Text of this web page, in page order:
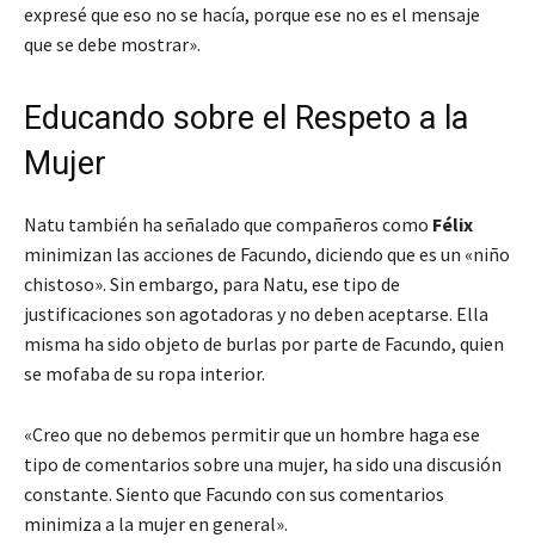
expresé que eso no se hacía, porque ese no es el mensaje
que se debe mostrar».
Educando sobre el Respeto a la
Mujer
Natu también ha señalado que compañeros como Félix
minimizan las acciones de Facundo, diciendo que es un «niño
chistoso». Sin embargo, para Natu, ese tipo de
justificaciones son agotadoras y no deben aceptarse. Ella
misma ha sido objeto de burlas por parte de Facundo, quien
se mofaba de su ropa interior.
«Creo que no debemos permitir que un hombre haga ese
tipo de comentarios sobre una mujer, ha sido una discusión
constante. Siento que Facundo con sus comentarios
minimiza a la mujer en general».